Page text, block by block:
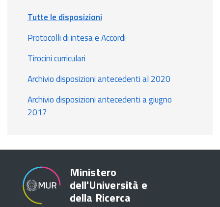
Tutte le disposizioni
Protocolli di intesa e Accordi
Tirocini curriculari
Archivio disposizioni antecedenti al 2020
Archivio disposizioni antecedenti a giugno
2017
Ministero
dell'Università e
della Ricerca